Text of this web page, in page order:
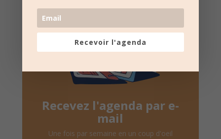
Recevez l'agenda par e-
mail
Une fois par semaine en un coup d'oeil
Recevoir l'agenda